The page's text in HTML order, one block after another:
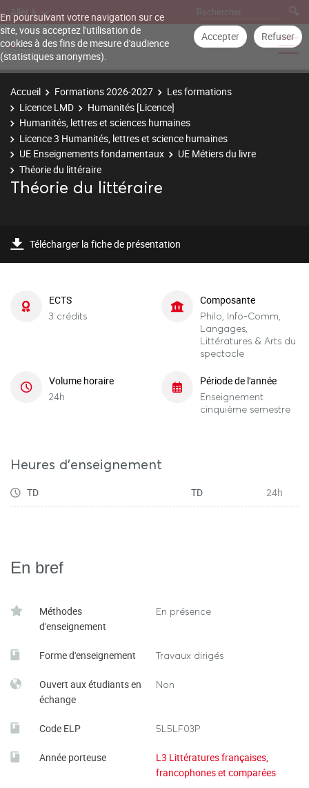
En poursuivant votre navigation sur ce
site, vous acceptez l'utilisation de
cookies à des fins de mesure d'audience
(statistiques anonymes).
Accepter Refuser
Aller à
Accueil Formations 2026-2027
Les formations
Licence LMD
Humanités [Licence]
Humanités, lettres et sciences humaines
Licence 3 Humanités, lettres et science humaines
UE Enseignements fondamentaux
UE Métiers du livre
Théorie du littéraire
Théorie du littéraire
Télécharger la fiche de présentation
ECTS
3 crédits
Composante
Philo, Info-Comm,
Langages,
Littératures & Arts du
spectacle
Volume horaire
24h
Période de l'année
Enseignement
cinquième semestre
Heures d'enseignement
TD TD 24h
En bref
Méthodes
d'enseignement
En présence
Forme d'enseignement Travaux dirigés
Ouvert aux étudiants en
échange
Non
Code ELP 5L5LF03P
Année porteuse
L3 Littératures françaises,
francophones et comparées